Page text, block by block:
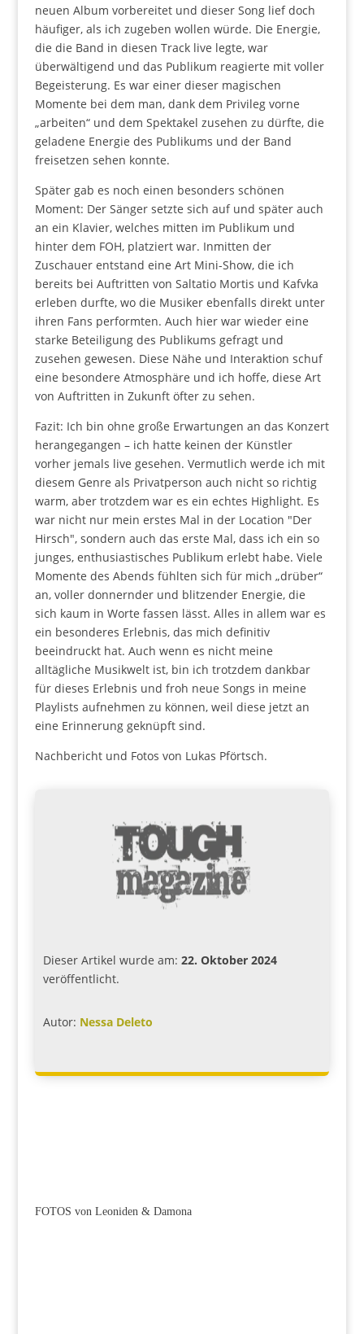
neuen Album vorbereitet und dieser Song lief doch
häufiger, als ich zugeben wollen würde. Die Energie,
die die Band in diesen Track live legte, war
überwältigend und das Publikum reagierte mit voller
Begeisterung. Es war einer dieser magischen
Momente bei dem man, dank dem Privileg vorne
„arbeiten“ und dem Spektakel zusehen zu dürfte, die
geladene Energie des Publikums und der Band
freisetzen sehen konnte.
Später gab es noch einen besonders schönen
Moment: Der Sänger setzte sich auf und später auch
an ein Klavier, welches mitten im Publikum und
hinter dem FOH, platziert war. Inmitten der
Zuschauer entstand eine Art Mini-Show, die ich
bereits bei Auftritten von Saltatio Mortis und Kafvka
erleben durfte, wo die Musiker ebenfalls direkt unter
ihren Fans performten. Auch hier war wieder eine
starke Beteiligung des Publikums gefragt und
zusehen gewesen. Diese Nähe und Interaktion schuf
eine besondere Atmosphäre und ich hoffe, diese Art
von Auftritten in Zukunft öfter zu sehen.
Fazit: Ich bin ohne große Erwartungen an das Konzert
herangegangen – ich hatte keinen der Künstler
vorher jemals live gesehen. Vermutlich werde ich mit
diesem Genre als Privatperson auch nicht so richtig
warm, aber trotzdem war es ein echtes Highlight. Es
war nicht nur mein erstes Mal in der Location "Der
Hirsch", sondern auch das erste Mal, dass ich ein so
junges, enthusiastisches Publikum erlebt habe. Viele
Momente des Abends fühlten sich für mich „drüber“
an, voller donnernder und blitzender Energie, die
sich kaum in Worte fassen lässt. Alles in allem war es
ein besonderes Erlebnis, das mich definitiv
beeindruckt hat. Auch wenn es nicht meine
alltägliche Musikwelt ist, bin ich trotzdem dankbar
für dieses Erlebnis und froh neue Songs in meine
Playlists aufnehmen zu können, weil diese jetzt an
eine Erinnerung geknüpft sind.
Nachbericht und Fotos von Lukas Pförtsch.
Dieser Artikel wurde am: 22. Oktober 2024
veröffentlicht.
Autor: Nessa Deleto
FOTOS von Leoniden & Damona